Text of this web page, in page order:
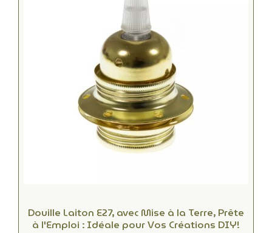
Douille Laiton E27, avec Mise à la Terre, Prête
à l'Emploi : Idéale pour Vos Créations DIY!